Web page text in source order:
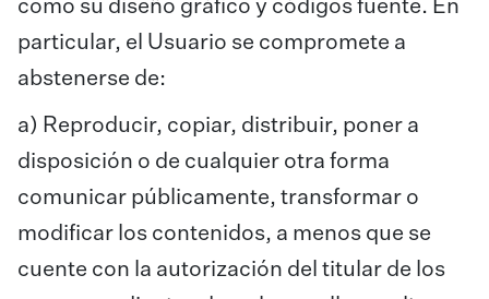
como su diseño gráfico y códigos fuente. En
particular, el Usuario se compromete a
abstenerse de:
a) Reproducir, copiar, distribuir, poner a
disposición o de cualquier otra forma
comunicar públicamente, transformar o
modificar los contenidos, a menos que se
cuente con la autorización del titular de los